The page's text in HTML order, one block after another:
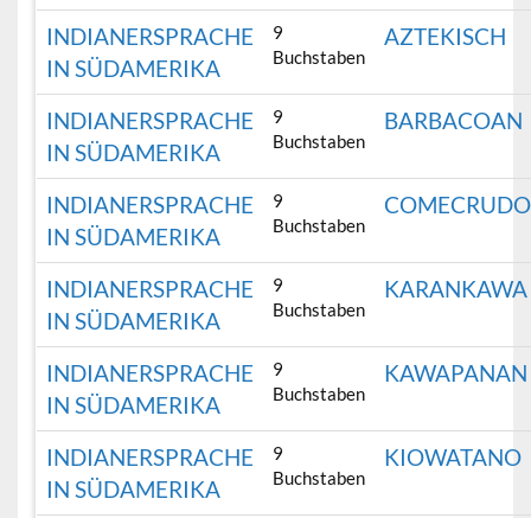
INDIANERSPRACHE
IN SÜDAMERIKA
9
Buchstaben
AZTEKISCH
INDIANERSPRACHE
IN SÜDAMERIKA
9
Buchstaben
BARBACOAN
INDIANERSPRACHE
IN SÜDAMERIKA
9
Buchstaben
COMECRUDO
INDIANERSPRACHE
IN SÜDAMERIKA
9
Buchstaben
KARANKAWA
INDIANERSPRACHE
IN SÜDAMERIKA
9
Buchstaben
KAWAPANAN
INDIANERSPRACHE
IN SÜDAMERIKA
9
Buchstaben
KIOWATANO